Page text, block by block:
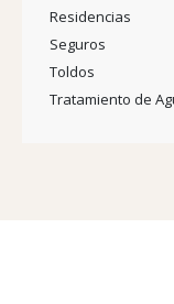
Residencias
Seguros
Toldos
Tratamiento de